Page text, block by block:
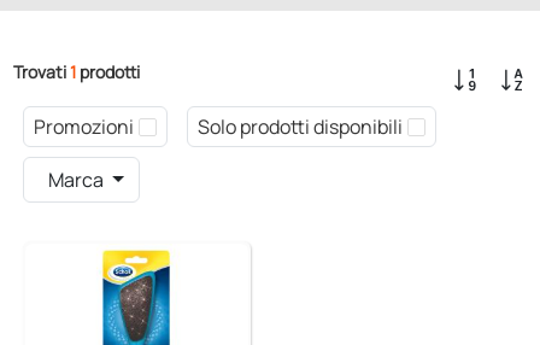
Trovati1 prodotti
Promozioni
Solo prodotti disponibili
Marca